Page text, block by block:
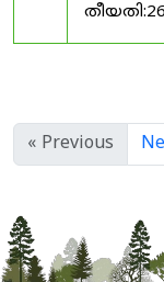
« Previous